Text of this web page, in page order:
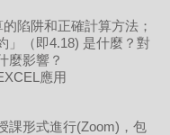
陷阱和正確計算方法；
」（即4.18) 是什麼？對
麼影響？
應用
課形式進行(Zoom)，包